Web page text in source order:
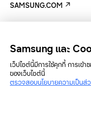
SAMSUNG.COM
Samsung และ
เว็ปไซต์นี้มีการใช้คุกกี้ การเข้
ของเว็บไซต์นี้
ตรวจสอบนโยบายความเป็นส่